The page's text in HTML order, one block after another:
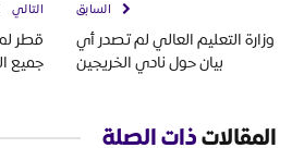
السابق
وزارة التعليم العالي لم تصدر أي
بيان حول نادي الخريجين
التالي
قطر
جميع
المقالاتذات الصلة